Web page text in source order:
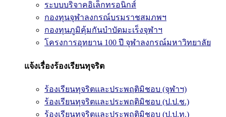
ระบบบริจาคอิเล็กทรอนิกส์
กองทุนจุฬาลงกรณ์บรมราชสมภพฯ
กองทุนภูมิคุ้มกันบำบัดมะเร็งจุฬาฯ
โครงการอุทยาน 100 ปี จุฬาลงกรณ์มหาวิทยาลัย
แจ้งเรื่องร้องเรียนทุจริต
ร้องเรียนทุจริตและประพฤติมิชอบ (จุฬาฯ)
ร้องเรียนทุจริตและประพฤติมิชอบ (ป.ป.ช.)
ร้องเรียนทุจริตและประพฤติมิชอบ (ป.ป.ท.)